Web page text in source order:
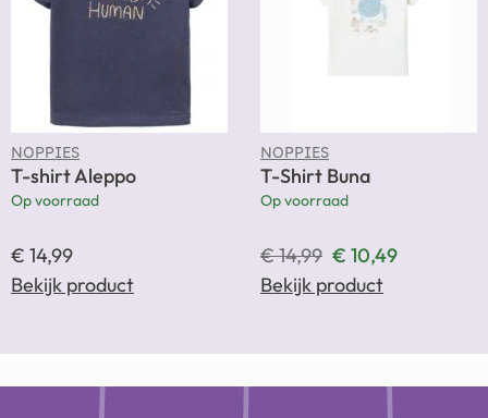
NOPPIES
T-shirt Aleppo
Op voorraad
€ 14,99
Bekijk product
NOPPIES
T-Shirt Buna
Op voorraad
€14,99 € 10,49
Bekijk product